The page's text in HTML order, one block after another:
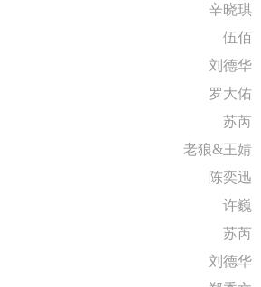
辛晓琪
伍佰
刘德华
罗大佑
苏芮
老狼&王婧
陈奕迅
许巍
苏芮
刘德华